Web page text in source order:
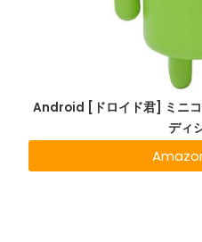
Android [ドロイド君] ミニコ
ディ